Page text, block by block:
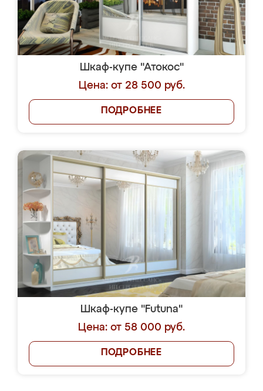
Шкаф-купе "Атокос"
Цена: от 28 500 руб.
ПОДРОБНЕЕ
Шкаф-купе "Futuna"
Цена: от 58 000 руб.
ПОДРОБНЕЕ